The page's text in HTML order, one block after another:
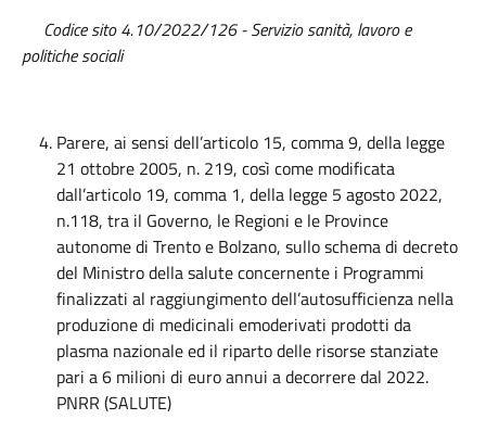
Codice sito 4.10/2022/126 - Servizio sanità, lavoro e
politiche sociali
Parere, ai sensi dell’articolo 15, comma 9, della legge
21 ottobre 2005, n. 219, così come modificata
dall’articolo 19, comma 1, della legge 5 agosto 2022,
n.118, tra il Governo, le Regioni e le Province
autonome di Trento e Bolzano, sullo schema di decreto
del Ministro della salute concernente i Programmi
finalizzati al raggiungimento dell’autosufficienza nella
produzione di medicinali emoderivati prodotti da
plasma nazionale ed il riparto delle risorse stanziate
pari a 6 milioni di euro annui a decorrere dal 2022.
PNRR (SALUTE)